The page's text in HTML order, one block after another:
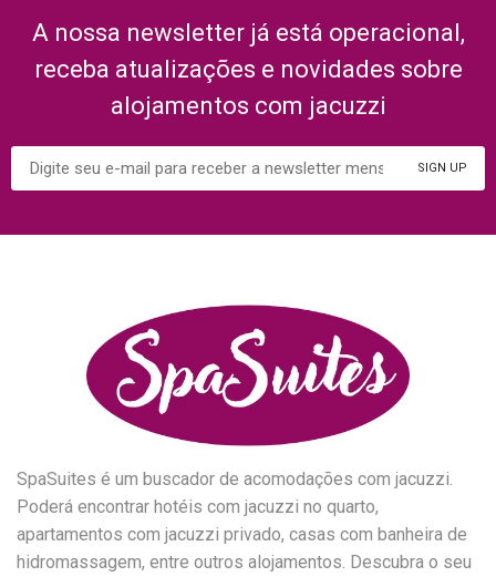
A nossa newsletter já está operacional,
receba atualizações e novidades sobre
alojamentos com jacuzzi
SpaSuites é um buscador de acomodações com jacuzzi.
Poderá encontrar hotéis com jacuzzi no quarto,
apartamentos com jacuzzi privado, casas com banheira de
hidromassagem, entre outros alojamentos. Descubra o seu